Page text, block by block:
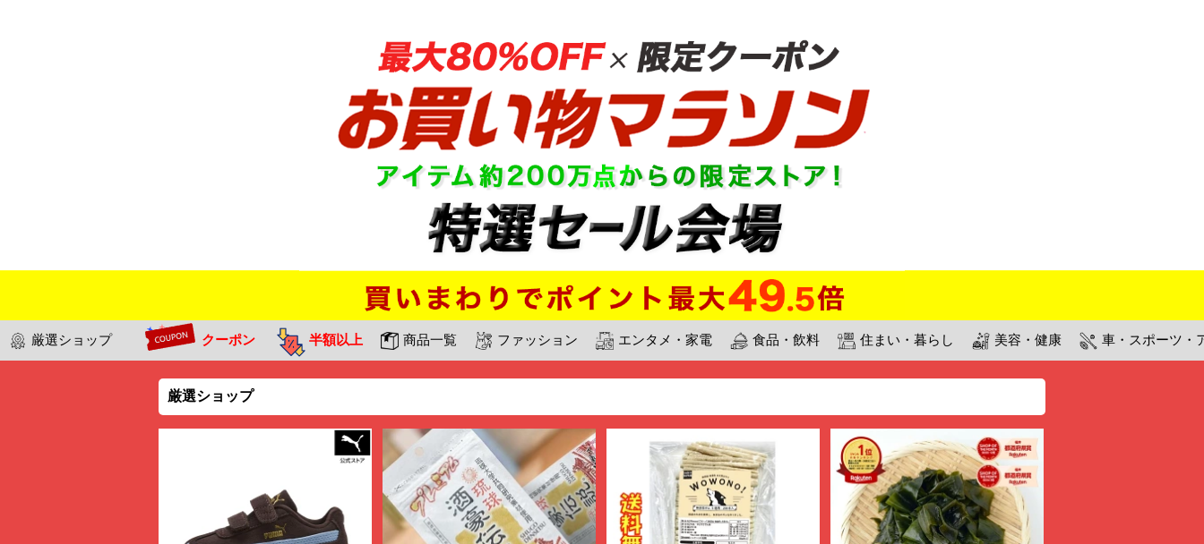
厳選ショップ クーポン 半額以上 商品一覧 ファッション エンタメ・家電 食品・飲料 住まい・暮らし 美容・健康 車・スポーツ・
厳選ショップ